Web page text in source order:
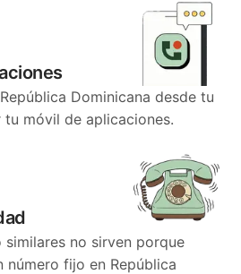
Dominicana desde tu
tu móvil de aplicaciones.
similares no sirven porque
número fijo en República